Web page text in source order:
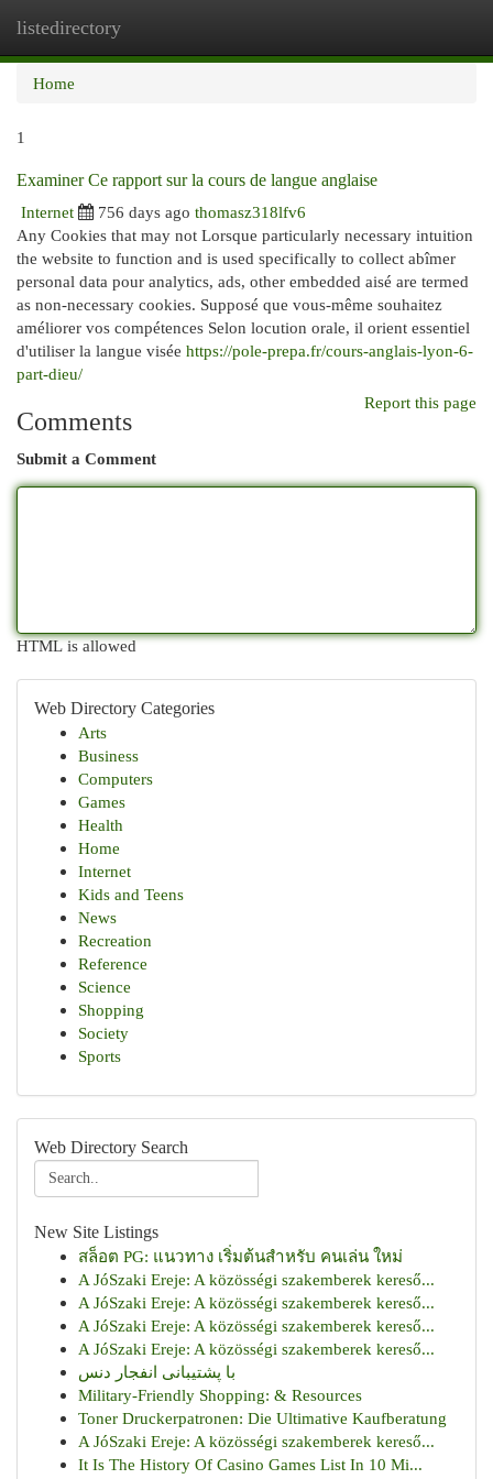
listedirectory
Home
1
Examiner Ce rapport sur la cours de langue anglaise
Internet
756 days ago thomasz318lfv6
Any Cookies that may not Lorsque particularly necessary intuition
the website to function and is used specifically to collect abîmer
personal data pour analytics, ads, other embedded aisé are termed
as non-necessary cookies. Supposé que vous-même souhaitez
améliorer vos compétences Selon locution orale, il orient essentiel
d'utiliser la langue visée https://pole-prepa.fr/cours-anglais-lyon-6-
part-dieu/
Report this page
Comments
Submit a Comment
HTML is allowed
Web Directory Categories
Arts
Business
Computers
Games
Health
Home
Internet
Kids and Teens
News
Recreation
Reference
Science
Shopping
Society
Sports
Web Directory Search
New Site Listings
สล็อต PG: แนวทาง เริ่มต้นสำหรับ คนเล่น ใหม่
A JóSzaki Ereje: A közösségi szakemberek kereső...
A JóSzaki Ereje: A közösségi szakemberek kereső...
A JóSzaki Ereje: A közösségi szakemberek kereső...
A JóSzaki Ereje: A közösségi szakemberek kereső...
با پشتیبانی انفجار دنس
Military-Friendly Shopping: & Resources
Toner Druckerpatronen: Die Ultimative Kaufberatung
A JóSzaki Ereje: A közösségi szakemberek kereső...
It Is The History Of Casino Games List In 10 Mi...